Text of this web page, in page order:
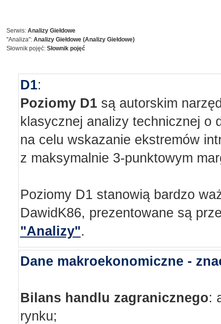
Serwis: Analizy Giełdowe
"Analiza": Analizy Giełdowe (Analizy Giełdowe)
Słownik pojęć: Słownik pojęć
D1:
Poziomy D1są autorskim
klasycznej analizy technicznej o
na celu wskazanie ekstremów
z maksymalnie 3-punktowym
Poziomy D1 stanowią bardzo
DawidK86, prezentowane są
"Analizy".
Dane makroekonomiczne -
Bilans handlu zagranicznego:
rynku;